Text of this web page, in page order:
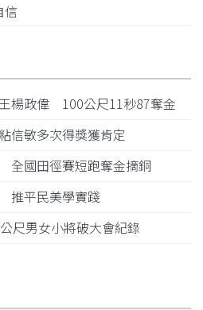
信
楊政偉 100公尺11秒87奪金
信敏多次得獎獲肯定
全國田徑賽短跑奪金摘銅
推平民美學實踐
尺男女小將破大會紀錄